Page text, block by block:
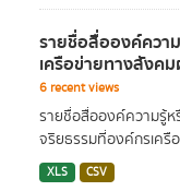
รายชื่อสื่อองค์ควา
เครือข่ายทางสังค
6 recent views
รายชื่อสื่อองค์ความรู้
จริยธรรมที่องค์กรเครื
XLS CSV